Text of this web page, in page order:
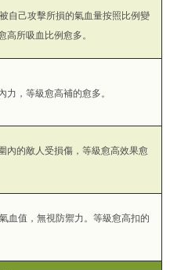
自己攻擊所損的氣血量按照比例變
高所吸血比例愈多。
力，等級愈高補的愈多。
內的敵人受損傷，等級愈高效果愈
血值，無視防禦力。等級愈高扣的